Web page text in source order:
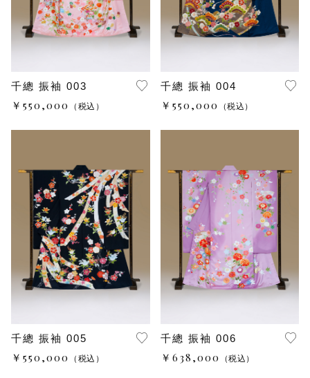
千總 振袖 003
￥550,000 （税込）
千總 振袖 004
￥550,000 （税込）
千總 振袖 005
￥550,000 （税込）
千總 振袖 006
￥638,000 （税込）
レンタル振袖Ｌサイズ（ＷＥＢ限定商品）
レンタル振袖Ｍサイズ（ＷＥＢ限定商品）
レンタル振袖Ｓサイズ（ＷＥＢ限定商品）
名古屋の前撮り(老舗写真館とガーデン)
神戸の前撮り(スタジオと旧居留地)
ご卒業袴・二尺袖
ビンテージ振袖